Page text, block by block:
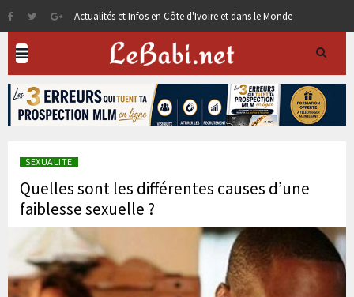
Actualités et Infos en Côte d'Ivoire et dans le Monde
SEXUALITE
Quelles sont les différentes causes d’une
faiblesse sexuelle ?